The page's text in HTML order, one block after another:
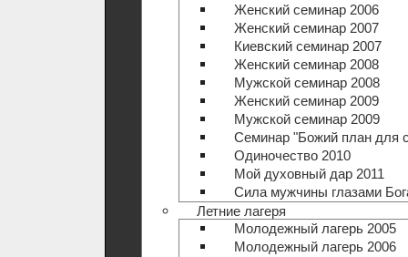
Женский семинар 2006
Женский семинар 2007
Киевский семинар 2007
Женский семинар 2008
Мужской семинар 2008
Женский семинар 2009
Мужской семинар 2009
Семинар "Божий план для
Одиночество 2010
Мой духовный дар 2011
Сила мужчины глазами
Летние лагеря
Молодежный лагерь 2005
Молодежный лагерь 2006